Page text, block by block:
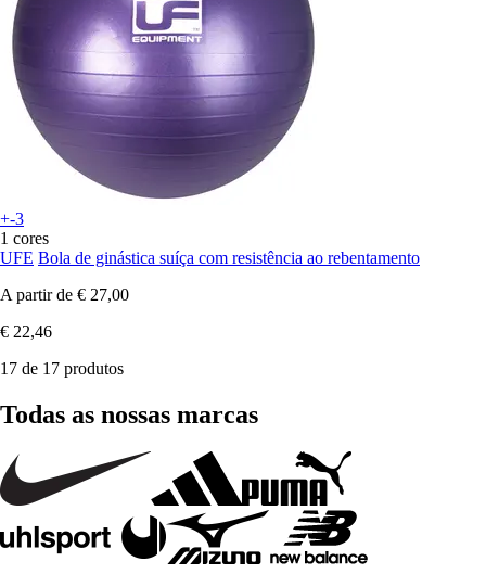
+-3
1 cores
UFE Bola de ginástica suíça com resistência ao rebentamento
A partir de € 27,00
€ 22,46
17 de 17 produtos
Todas as nossas marcas